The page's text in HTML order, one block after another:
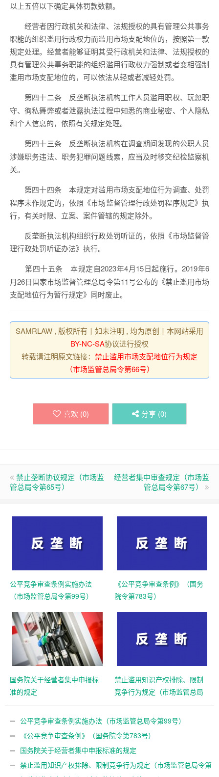
以上五倍以下确定具体罚款数额。
经营者因行政机关和法律、法规授权的具有管理公共事务
职能的组织滥用行政权力而滥用市场支配地位的，按照第一款
规定处理。经营者能够证明其受行政机关和法律、法规授权的
具有管理公共事务职能的组织滥用行政权力强制或者变相强制
滥用市场支配地位的，可以依法从轻或者减轻处罚。
第四十二条
反垄断执法机构工作人员滥用职权、玩忽职
守、徇私舞弊或者泄露执法过程中知悉的商业秘密、个人隐私
和个人信息的，依照有关规定处理。
第四十三条
反垄断执法机构在调查期间发现的公职人员
涉嫌职务违法、职务犯罪问题线索，应当及时移交纪检监察机
关。
第四十四条 本规定对滥用市场支配地位行为调查、处罚
程序未作规定的，依照《市场监督管理行政处罚程序规定》执
行，有关时限、立案、案件管辖的规定除外。
反垄断执法机构组织行政处罚听证的，依照《市场监督管
理行政处罚听证办法》执行。
第四十五条 本规定自2023年4月15日起施行。2019年6
月26日国家市场监督管理总局令第11号公布的《禁止滥用市场
支配地位行为暂行规定》同时废止。
SAMRLAW , 版权所有丨如未注明 , 均为原创丨本网站采用
BY-NC-SA协议进行授权
转载请注明原文链接： 禁止滥用市场支配地位行为规定
（市场监管总局令第66号）
喜欢 (0) 分享 (0)
禁止垄断协议规定（市场监
管总局令第65号）
经营者集中审查规定（市场监
管总局令第67号）
公平竞争审查条例实施办法
（市场监管总局令第99号）
《公平竞争审查条例》（国务
院令第783号）
国务院关于经营者集中申报标
准的规定
禁止滥用知识产权排除、限制
竞争行为规定（市场监管总局
公平竞争审查条例实施办法（市场监管总局令第99号）
《公平竞争审查条例》（国务院令第783号）
国务院关于经营者集中申报标准的规定
禁止滥用知识产权排除、限制竞争行为规定（市场监管总局令第